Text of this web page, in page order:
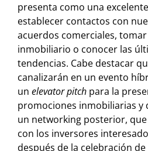
presenta como una
establecer contactos con
acuerdos comerciales,
inmobiliario o conocer las
tendencias. Cabe destacar
canalizarán en un evento
un elevator pitch para la
promociones inmobiliarias y
un networking posterior,
con los inversores
después de la celebración de